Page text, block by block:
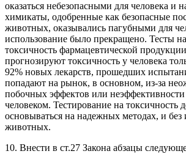
оказаться небезопасными для человека и
химикаты, одобренные как безопасные
животных, оказывались пагубными для
использование было прекращено. Тесты
токсичность фармацевтической
прогнозируют токсичность у человека
92% новых лекарств, прошедших
попадают на рынок, в основном, из-за
побочных эффектов или
человеком. Тестирование на токсичность
основываться на надежных методах, и без
животных.
10. Внести в ст.27 Закона абзацы